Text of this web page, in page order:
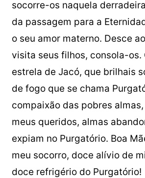
socorre-os naquela
da passagem para a
o seu amor materno. Desce
visita seus filhos, consola-os.
estrela de Jacó, que brilhais
de fogo que se chama
compaixão das pobres
meus queridos, almas
expiam no Purgatório. Boa
meu socorro, doce alívio de
doce refrigério do Purgatório!